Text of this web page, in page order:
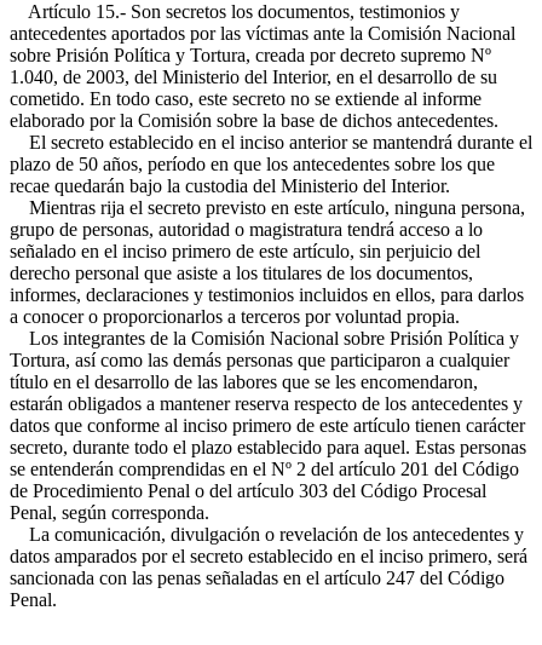
Artículo 15.- Son secretos los documentos, testimonios y
antecedentes aportados por las víctimas ante la Comisión Nacional
sobre Prisión Política y Tortura, creada por decreto supremo Nº
1.040, de 2003, del Ministerio del Interior, en el desarrollo de su
cometido. En todo caso, este secreto no se extiende al informe
elaborado por la Comisión sobre la base de dichos antecedentes.
El secreto establecido en el inciso anterior se mantendrá durante el
plazo de 50 años, período en que los antecedentes sobre los que
recae quedarán bajo la custodia del Ministerio del Interior.
Mientras rija el secreto previsto en este artículo, ninguna persona,
grupo de personas, autoridad o magistratura tendrá acceso a lo
señalado en el inciso primero de este artículo, sin perjuicio del
derecho personal que asiste a los titulares de los documentos,
informes, declaraciones y testimonios incluidos en ellos, para darlos
a conocer o proporcionarlos a terceros por voluntad propia.
Los integrantes de la Comisión Nacional sobre Prisión Política y
Tortura, así como las demás personas que participaron a cualquier
título en el desarrollo de las labores que se les encomendaron,
estarán obligados a mantener reserva respecto de los antecedentes y
datos que conforme al inciso primero de este artículo tienen carácter
secreto, durante todo el plazo establecido para aquel. Estas personas
se entenderán comprendidas en el Nº 2 del artículo 201 del Código
de Procedimiento Penal o del artículo 303 del Código Procesal
Penal, según corresponda.
La comunicación, divulgación o revelación de los antecedentes y
datos amparados por el secreto establecido en el inciso primero, será
sancionada con las penas señaladas en el artículo 247 del Código
Penal.